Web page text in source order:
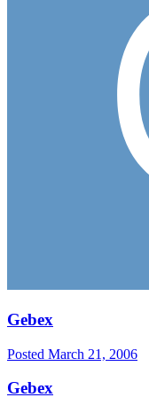
Gebex
Posted March 21, 2006
Gebex